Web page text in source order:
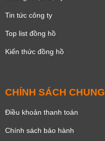
Tin tức công ty
Top list đồng hồ
Kiến thức đồng hồ
CHÍNH SÁCH CHUNG
Điều khoản thanh toán
Chính sách bảo hành